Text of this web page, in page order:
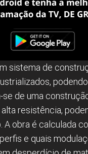
sistema de
de uma
resistência,
obra é calculada
e quais